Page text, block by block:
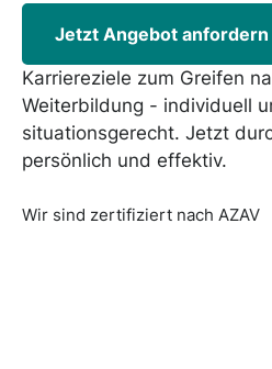
Jetzt Angebot anfordern
Karriereziele zum Greifen
Weiterbildung - individuell
situationsgerecht. Jetzt
persönlich und effektiv.
Wir sind zertifiziert nach AZAV